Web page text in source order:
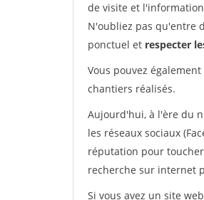
de visite et
N'oubliez pas qu'entre
ponctuel et respecter
Vous pouvez
chantiers réalisés.
Aujourd'hui, à l'ère du
les réseaux sociaux
réputation pour
recherche sur internet
Si vous avez un site